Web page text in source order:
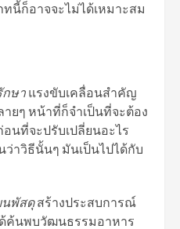
นี้ก็อาจจะไม่ได้เหมาะสม
กษา แรงขับเคลื่อนสำคัญ
ยๆ หน้าที่ก็จำเป็นที่จะต้อง
นที่จะปรับเปลี่ยนอะไร
าวิธีนั้นๆ มันเป็นไปได้กับ
นพัสดุสร้างประสบการณ์
ค้นพบวัฒนธรรมอาหาร